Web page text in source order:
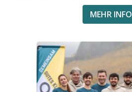
MEHR INFO